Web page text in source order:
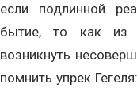
если подлинной
бытие, то как из
возникнуть
помнить упрек